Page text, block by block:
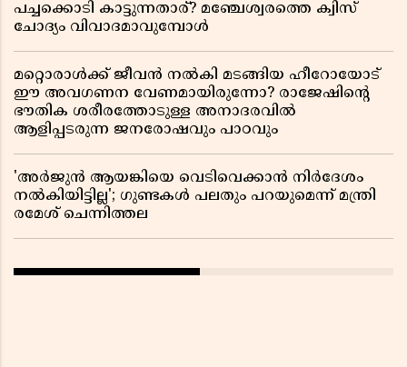
പച്ചക്കൊടി കാട്ടുന്നതാര്? മഞ്ചേശ്വരത്തെ ക്വിസ്
ചോദ്യം വിവാദമാവുമ്പോൾ
മറ്റൊരാൾക്ക് ജീവൻ നൽകി മടങ്ങിയ ഹീറോയോട്
ഈ അവഗണന വേണമായിരുന്നോ? രാജേഷിൻ്റെ
ഭൗതിക ശരീരത്തോടുള്ള അനാദരവിൽ
ആളിപ്പടരുന്ന ജനരോഷവും പാഠവും
'അർജുൻ ആയങ്കിയെ വെടിവെക്കാൻ നിർദേശം
നൽകിയിട്ടില്ല'; ഗുണ്ടകൾ പലതും പറയുമെന്ന് മന്ത്രി
രമേശ് ചെന്നിത്തല